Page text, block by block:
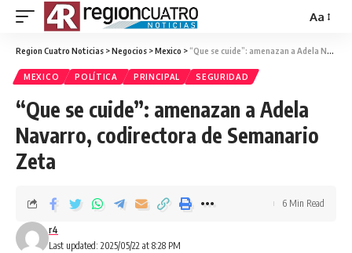
Aa
Region Cuatro Noticias >Negocios >Mexico > “Que se cuide”: amenazan a Adela Navarro, codirectora de Semanario Zeta
MEXICO POLÍTICA PRINCIPAL SEGURIDAD
“Que se cuide”: amenazan a Adela
Navarro, codirectora de Semanario
Zeta
Last updated: 2025/05/22 at 8:28 PM
r4
6 Min Read